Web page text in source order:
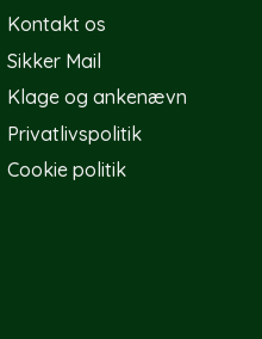
Kontakt os
Sikker Mail
Klage og ankenævn
Privatlivspolitik
Cookie politik